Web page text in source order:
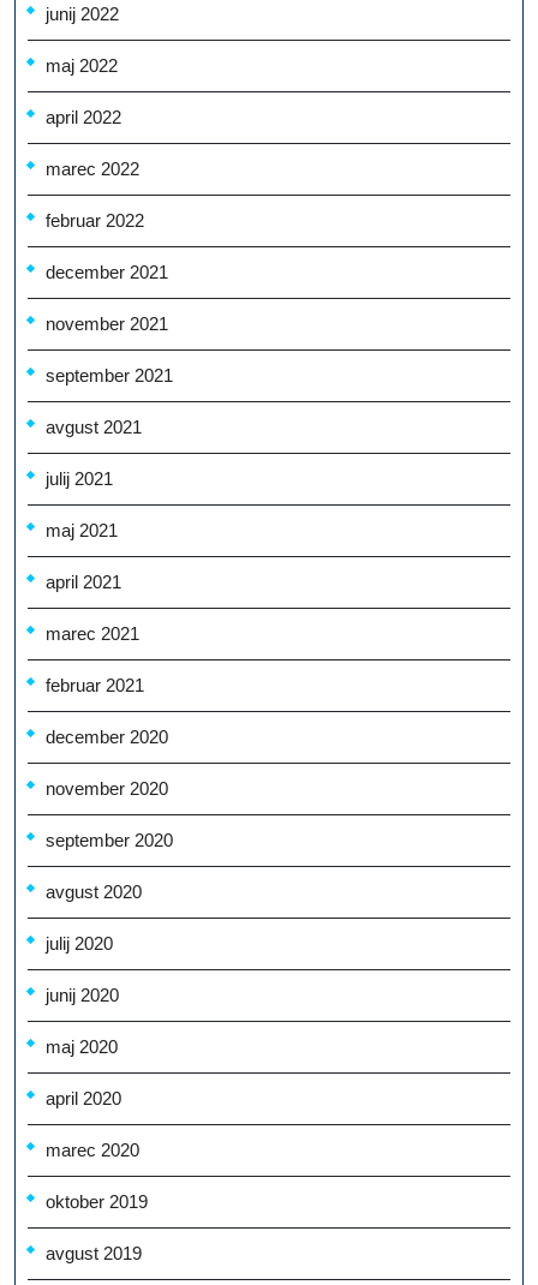
junij 2022
maj 2022
april 2022
marec 2022
februar 2022
december 2021
november 2021
september 2021
avgust 2021
julij 2021
maj 2021
april 2021
marec 2021
februar 2021
december 2020
november 2020
september 2020
avgust 2020
julij 2020
junij 2020
maj 2020
april 2020
marec 2020
oktober 2019
avgust 2019